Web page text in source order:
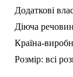
Додаткові
Діюча
Країна-
Розмір: всі